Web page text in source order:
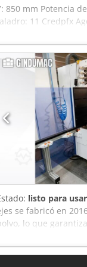
850 mm Potencia
11 Credpfx
listo para
se fabricó en
lo que
ofrece velocidades
CNC de
venta. Póngase en